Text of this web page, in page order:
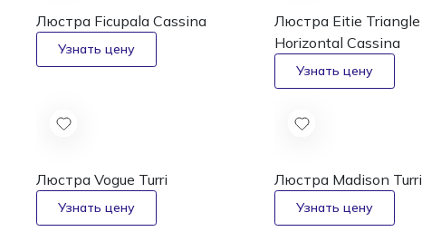
Люстра Ficupala Cassina
Люстра Eitie Triangle
HorizontalCassina
Люстра Vogue Turri Люстра Madison Turri